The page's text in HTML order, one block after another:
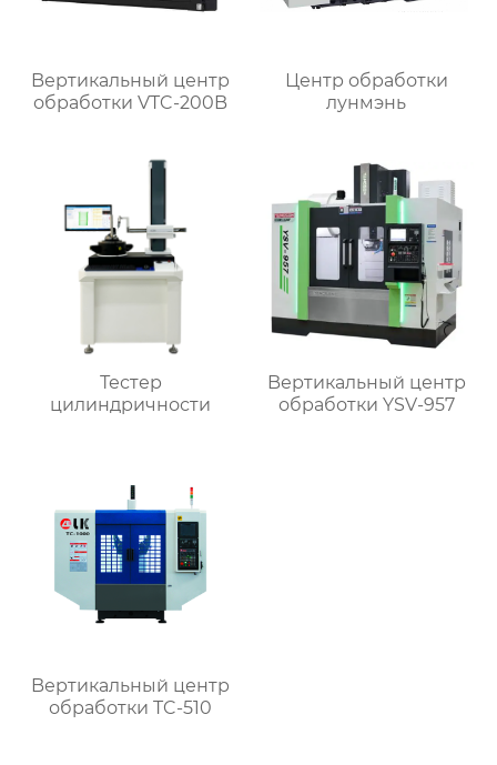
Bертикальный центр
обработки VTC-200B
Центр обработки
лунмэнь
Тестер
цилиндричности
Bертикальный центр
обработки YSV-957
Bертикальный центр
обработки TC-510